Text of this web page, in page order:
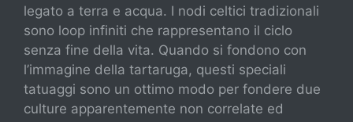
legato a terra e acqua. I nodi celtici tradizionali
sono loop infiniti che rappresentano il ciclo
senza fine della vita. Quando si fondono con
l’immagine della tartaruga, questi speciali
tatuaggi sono un ottimo modo per fondere due
culture apparentemente non correlate ed